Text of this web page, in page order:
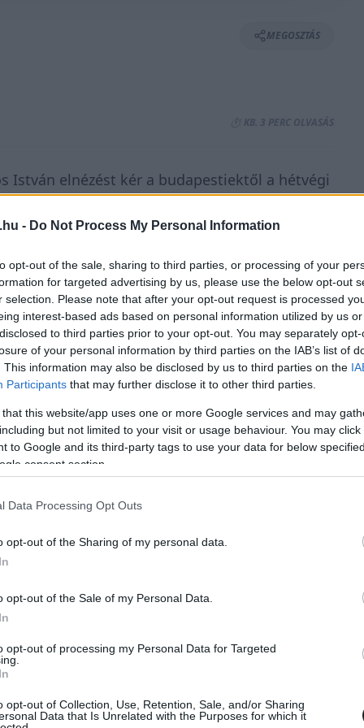
- Do Not Process My Personal Information
opt-out of the sale, sharing to third parties, or processing of your
for targeted advertising by us, please use the below opt-out
selection. Please note that after your opt-out request is processed
interest-based ads based on personal information utilized by us
to third parties prior to your opt-out. You may separately
of your personal information by third parties on the IAB’s list of
This information may also be disclosed by us to third parties on the
Participants that may further disclose it to other third parties.
that this website/app uses one or more Google services and may
but not limited to your visit or usage behaviour. You may
to Google and its third-party tags to use your data for below
consent section.
Data Processing Opt Outs
opt-out of the Sharing of my personal data.
opt-out of the Sale of my Personal Data.
opt-out of processing my Personal Data for Targeted
opt-out of Collection, Use, Retention, Sale, and/or Sharing
Data that Is Unrelated with the Purposes for which it
MEGOSZTÁS
⏱️ KB. 3 PERC OLVASÁS
István elnézést kér a budapestiektől a hétvégi
és bejelentette, amíg ő a főpolgármester,
a belvárosban.
reggeli műsorában azzal kapcsolatban, hogy
a múlt héten arról beszélt, a főváros vezetése
adja oda a közterületeket a Red Bull Air
hogy a zajszennyezés miatt a
környékén élőknek, azt mondta: az MSZP-
a rendezvényre a közterület-használatot.
ingyenességet, egyszerű svindli –
iratokból egyértelműen kiderül, hogy a Red
rendezvénybe.